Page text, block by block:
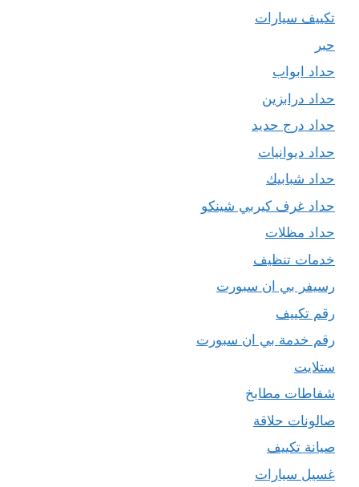
تكييف سيارات
حبر
حداد ابواب
حداد درابزين
حداد درج حديد
حداد ديوانيات
حداد شبابيك
حداد غرف كيربي شينكو
حداد مظلات
خدمات تنظيف
رسيفر بي ان سبورت
رقم تكييف
رقم خدمة بي ان سبورت
ستلايت
شفاطات مطابخ
صالونات حلاقة
صيانة تكييف
غسيل سيارات